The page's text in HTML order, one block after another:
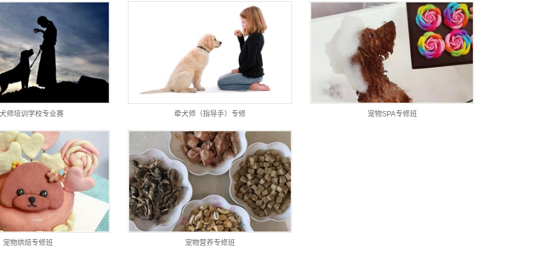
师培训学校专业赛 牵犬师（指导手）专修 宠物SPA专修班
宠物烘焙专修班 宠物营养专修班